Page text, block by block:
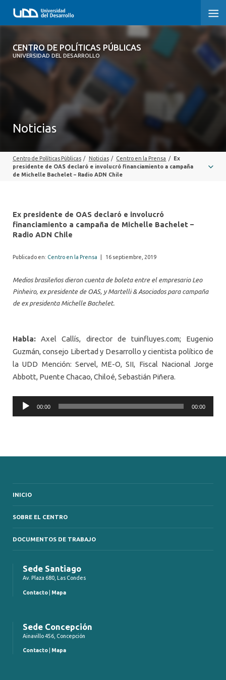
CENTRO DE POLÍTICAS PÚBLICAS
UNIVERSIDAD DEL DESARROLLO
CENTRO DE POLÍTICAS PÚBLICAS
DOCUMENTOS DE TRABAJO
Noticias
Centro de Políticas Públicas / Noticias / Centro en la Prensa /
Ex
presidente de OAS declaró e involucró financiamiento a campaña
de Michelle Bachelet – Radio ADN Chile
Ex presidente de OAS declaró e involucró
financiamiento a campaña de Michelle Bachelet –
Radio ADN Chile
Publicado en: Centro en la Prensa 16 septiembre, 2019
Medios brasileños dieron cuenta de boleta entre el empresario Leo
Pinheiro, ex presidente de OAS, y Martelli & Asociados para campaña
de ex presidenta Michelle Bachelet.
Habla: Axel Callís, director de tuinfluyes.com; Eugenio
Guzmán, consejo Libertad y Desarrollo y cientista político de
laUDD Mención: Servel, ME-O, SII, Fiscal Nacional Jorge
Abbott, Puente Chacao, Chiloé, Sebastián Piñera.
Audio
Player
00:00 00:00
INICIO
SOBRE EL CENTRO
DOCUMENTOS DE TRABAJO
Sede Santiago
Av. Plaza 680, Las Condes
Contacto Mapa
Sede Concepción
Ainavillo 456, Concepción
Contacto Mapa